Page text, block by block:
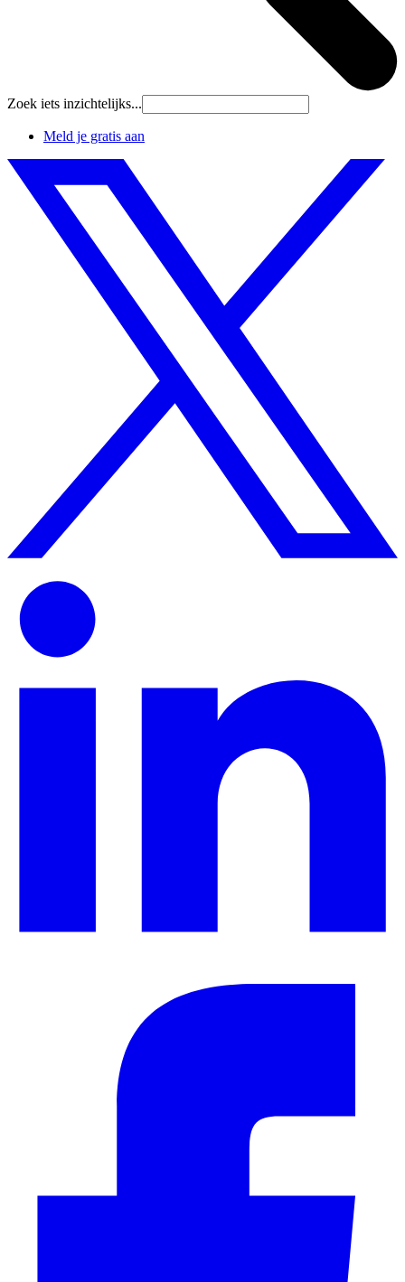
Zoek iets inzichtelijks...
Meld je gratis aan